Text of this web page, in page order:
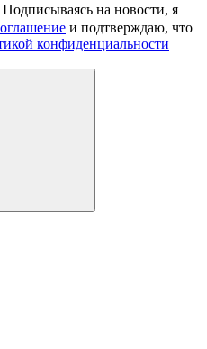
Подписываясь на новости, я
и подтверждаю, что
конфиденциальности